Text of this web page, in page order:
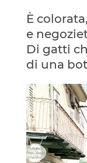
È
e
Di gatti
di una